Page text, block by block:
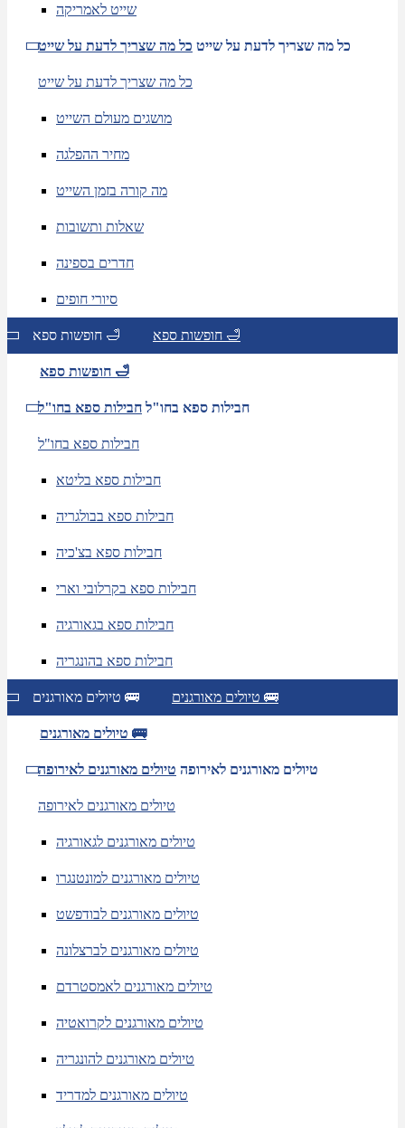
שייט לאמריקה
כל מה שצריך לדעת על שייט כל מה שצריך לדעת על שייט
כל מה שצריך לדעת על שייט
מושגים מעולם השייט
מחיר ההפלגה
מה קורה בזמן השייט
שאלות ותשובות
חדרים בספינה
סיורי חופים
חופשות ספא 🛁 חופשות ספא 🛁
חופשות ספא 🛁
חבילות ספא בחו"ל חבילות ספא בחו"ל
חבילות ספא בחו"ל
חבילות ספא בליטא
חבילות ספא בבולגריה
חבילות ספא בצ'כיה
חבילות ספא בקרלובי וארי
חבילות ספא בגאורגיה
חבילות ספא בהונגריה
טיולים מאורגנים 🚌 טיולים מאורגנים 🚌
טיולים מאורגנים 🚌
טיולים מאורגנים לאירופה טיולים מאורגנים לאירופה
טיולים מאורגנים לאירופה
טיולים מאורגנים לגאורגיה
טיולים מאורגנים למונטנגרו
טיולים מאורגנים לבודפשט
טיולים מאורגנים לברצלונה
טיולים מאורגנים לאמסטרדם
טיולים מאורגנים לקרואטיה
טיולים מאורגנים להונגריה
טיולים מאורגנים למדריד